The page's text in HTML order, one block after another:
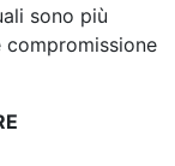
sono più